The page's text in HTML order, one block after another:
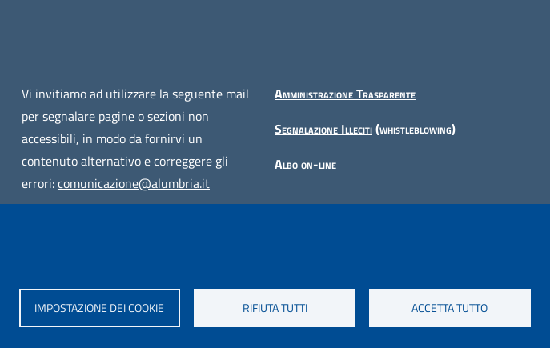
Vi invitiamo ad utilizzare la seguente mail
per segnalare pagine o sezioni non
accessibili, in modo da fornirvi un
contenuto alternativo e correggere gli
errori:comunicazione@alumbria.it
Amministrazione Trasparente
Segnalazione Illeciti(whistleblowing)
Albo on-line
IMPOSTAZIONE DEI COOKIE RIFIUTA TUTTI ACCETTA TUTTO